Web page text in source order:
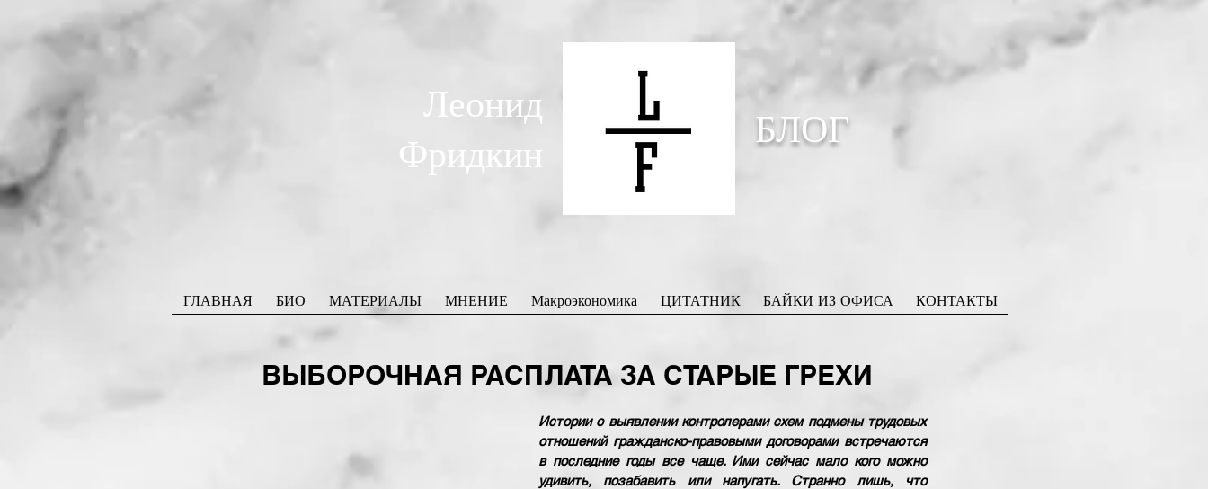
Леонид
Фридкин
БЛОГ
ГЛАВНАЯ БИО МАТЕРИАЛЫ МНЕНИЕ Макроэкономика ЦИТАТНИК БАЙКИ ИЗ ОФИСА КОНТАКТЫ
ВЫБОРОЧНАЯ РАСПЛАТА ЗА СТАРЫЕ ГРЕХИ
Истории о выявлении контролерами схем подмены трудовых
отношений гражданско-правовыми договорами встречаются
в последние годы все чаще. Ими сейчас мало кого можно
удивить, позабавить или напугать. Странно лишь, что